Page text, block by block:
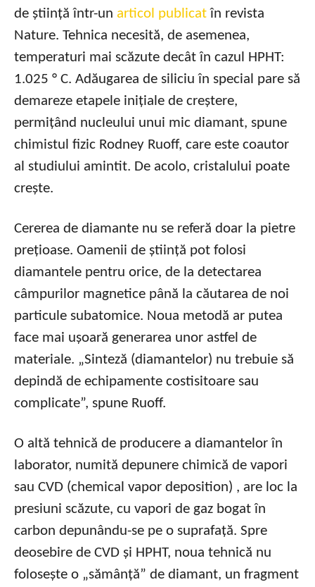
de știință într-un articol publicatîn revista
Nature. Tehnica necesită, de asemenea,
temperaturi mai scăzute decât în cazul HPHT:
1.025 ° C. Adăugarea de siliciu în special pare să
demareze etapele inițiale de creștere,
permițând nucleului unui mic diamant, spune
chimistul fizic Rodney Ruoff, care este coautor
al studiului amintit. De acolo, cristalului poate
crește.
Cererea de diamante nu se referă doar la pietre
prețioase. Oamenii de știință pot folosi
diamantele pentru orice, de la detectarea
câmpurilor magnetice până la căutarea de noi
particule subatomice. Noua metodă ar putea
face mai ușoară generarea unor astfel de
materiale. „Sinteză (diamantelor) nu trebuie să
depindă de echipamente costisitoare sau
complicate”, spune Ruoff.
O altă tehnică de producere a diamantelor în
laborator, numită depunere chimică de vapori
sau CVD (chemical vapor deposition) , are loc la
presiuni scăzute, cu vapori de gaz bogat în
carbon depunându-se pe o suprafață. Spre
deosebire de CVD și HPHT, noua tehnică nu
folosește o „sămânță” de diamant, un fragment